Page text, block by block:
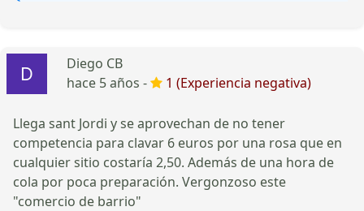
Diego CB
hace 5 años -
1 (Experiencia negativa)
Llega sant Jordi y se aprovechan de no tener
competencia para clavar 6 euros por una rosa que en
cualquier sitio costaría 2,50. Además de una hora de
cola por poca preparación. Vergonzoso este
"comercio de barrio"